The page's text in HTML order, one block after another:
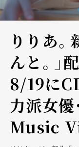
りりあ。
んと。」
8/19に
力派女優
Music